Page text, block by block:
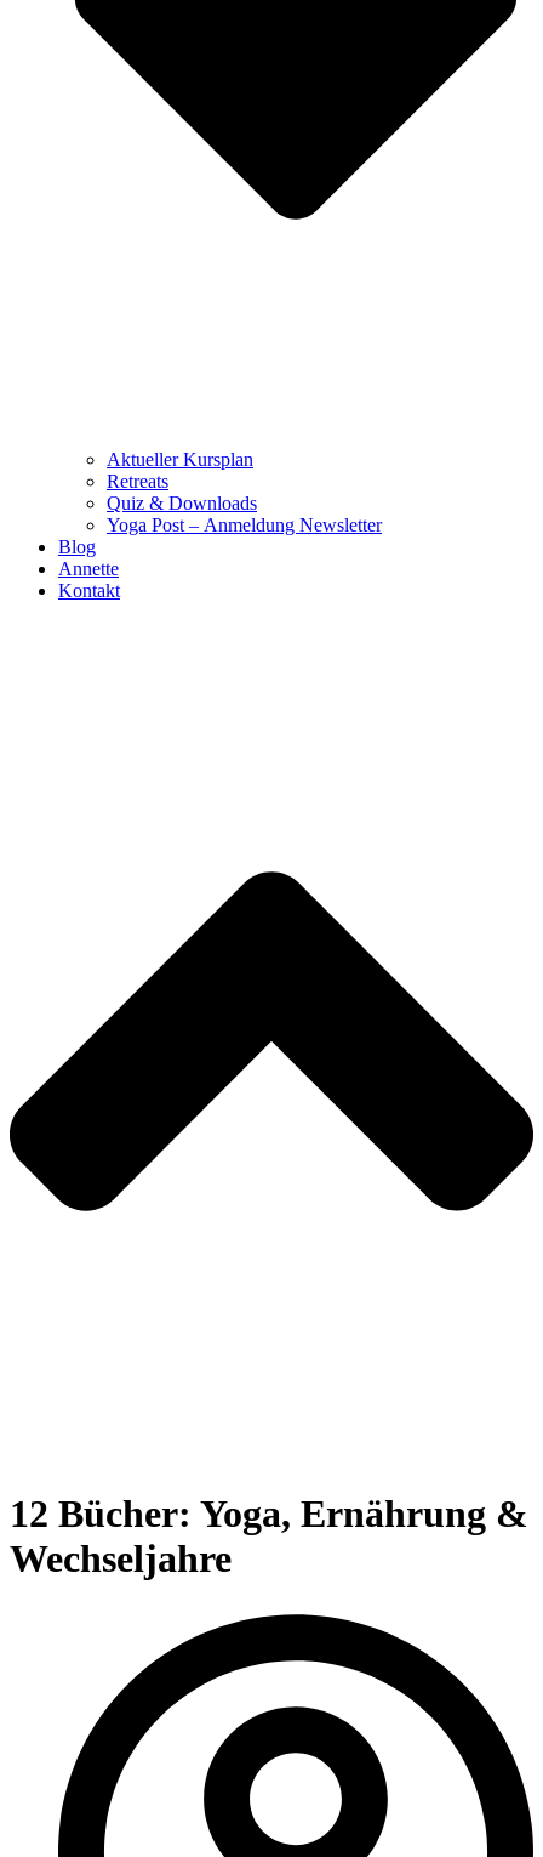
Aktueller Kursplan
Retreats
Quiz & Downloads
Yoga Post – Anmeldung Newsletter
Blog
Annette
Kontakt
12 Bücher: Yoga, Ernährung &
Wechseljahre